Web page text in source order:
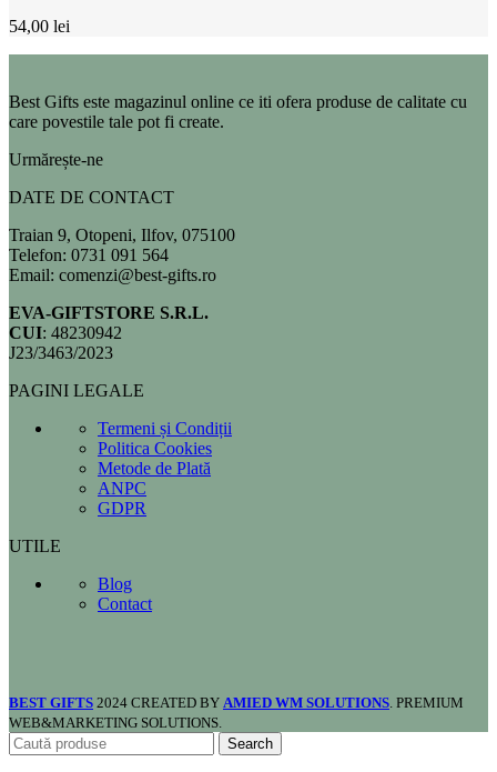
54,00 lei
Best Gifts este magazinul online ce iti ofera produse de calitate cu
care povestile tale pot fi create.
Urmărește-ne
DATE DE CONTACT
Traian 9, Otopeni, Ilfov, 075100
Telefon: 0731 091 564
Email: comenzi@best-gifts.ro
EVA-GIFTSTORE S.R.L.
CUI: 48230942
J23/3463/2023
PAGINI LEGALE
Termeni și Condiții
Politica Cookies
Metode de Plată
ANPC
GDPR
UTILE
Blog
Contact
BEST GIFTS 2024 CREATED BY AMIED WM SOLUTIONS. PREMIUM
WEB&MARKETING SOLUTIONS.
Search